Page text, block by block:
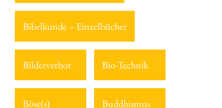
Bibelkunde – Einzelbücher
Bilderverbot Bio-Technik
Böse(s) Buddhismus